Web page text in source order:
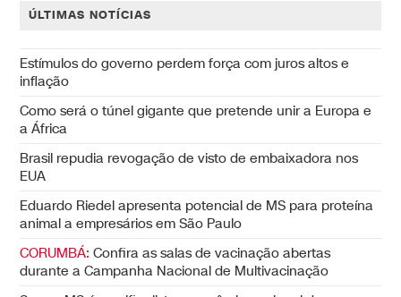
ÚLTIMAS NOTÍCIAS
Estímulos do governo perdem força com juros altos e
inflação
Como será o túnel gigante que pretende unir a Europa e
a África
Brasil repudia revogação de visto de embaixadora nos
EUA
Eduardo Riedel apresenta potencial de MS para proteína
animal a empresários em São Paulo
CORUMBÁ: Confira as salas de vacinação abertas
durante a Campanha Nacional de Multivacinação